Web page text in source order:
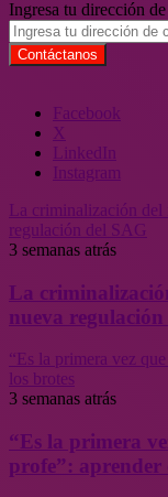
Ingresa tu dirección
Facebook
X
LinkedIn
Instagram
La criminalización del
regulación del SAG
3 semanas atrás
La
nueva regulación
“Es la primera vez
los brotes
3 semanas atrás
“Es la primera
profe”: aprender